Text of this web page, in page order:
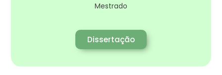
Mestrado
Dissertação